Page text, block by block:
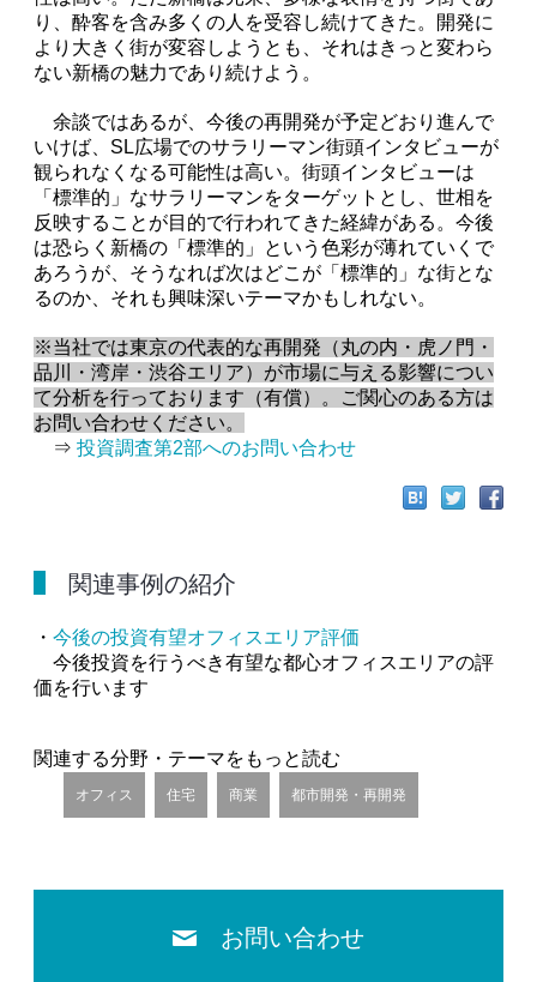
り、酔客を含み多くの人を受容し続けてきた。開発に
より大きく街が変容しようとも、それはきっと変わら
ない新橋の魅力であり続けよう。
余談ではあるが、今後の再開発が予定どおり進んで
いけば、SL広場でのサラリーマン街頭インタビューが
観られなくなる可能性は高い。街頭インタビューは
「標準的」なサラリーマンをターゲットとし、世相を
反映することが目的で行われてきた経緯がある。今後
は恐らく新橋の「標準的」という色彩が薄れていくで
あろうが、そうなれば次はどこが「標準的」な街とな
るのか、それも興味深いテーマかもしれない。
※当社では東京の代表的な再開発（丸の内・虎ノ門・
品川・湾岸・渋谷エリア）が市場に与える影響につい
て分析を行っております（有償）。ご関心のある方は
お問い合わせください。
⇒ 投資調査第2部へのお問い合わせ
関連事例の紹介
・ 今後の投資有望オフィスエリア評価
今後投資を行うべき有望な都心オフィスエリアの評
価を行います
関連する分野・テーマをもっと読む
オフィス 住宅 商業 都市開発・再開発
お問い合わせ